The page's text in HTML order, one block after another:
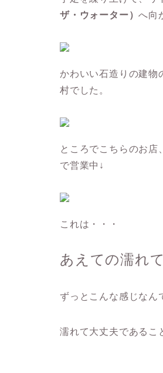
ザ・ウォーター）へ向
かわいい石造りの建物
村でした。
ところでこちらのお
で営業中↓
これは・・・
あえての濡れ
ずっとこんな感じなん
濡れて大丈夫であるこ